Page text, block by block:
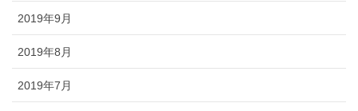
2019年9月
2019年8月
2019年7月